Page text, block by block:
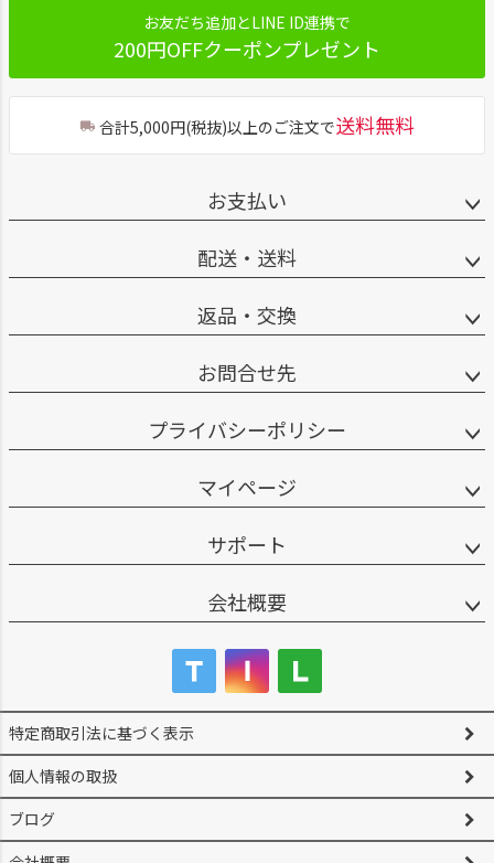
お友だち追加とLINE ID連携で
200円OFFクーポンプレゼント
合計5,000円(税抜)以上のご注文で送料無料
お支払い
配送・送料
返品・交換
お問合せ先
プライバシーポリシー
マイページ
サポート
会社概要
特定商取引法に基づく表示
個人情報の取扱
ブログ